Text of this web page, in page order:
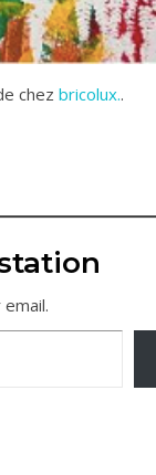
chez bricolux..